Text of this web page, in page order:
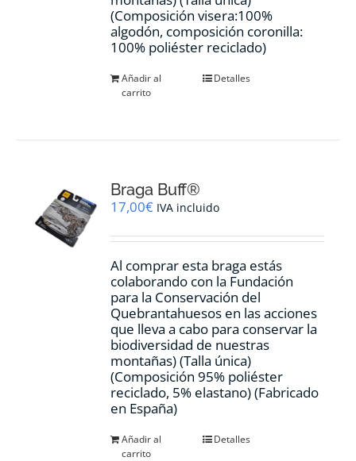
(Composición visera:100%
algodón, composición coronilla:
100% poliéster reciclado)
Añadir al
carrito
Detalles
Braga Buff®
17,00€ IVA incluido
Al comprar esta braga estás
colaborando con la Fundación
para la Conservación del
Quebrantahuesos en las acciones
que lleva a cabo para conservar la
biodiversidad de nuestras
montañas) (Talla única)
(Composición 95% poliéster
reciclado, 5% elastano) (Fabricado
en España)
Añadir al
carrito
Detalles